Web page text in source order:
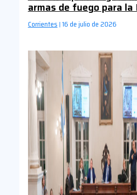
armas de fuego para la
Corrientes | 16 de julio de 2026